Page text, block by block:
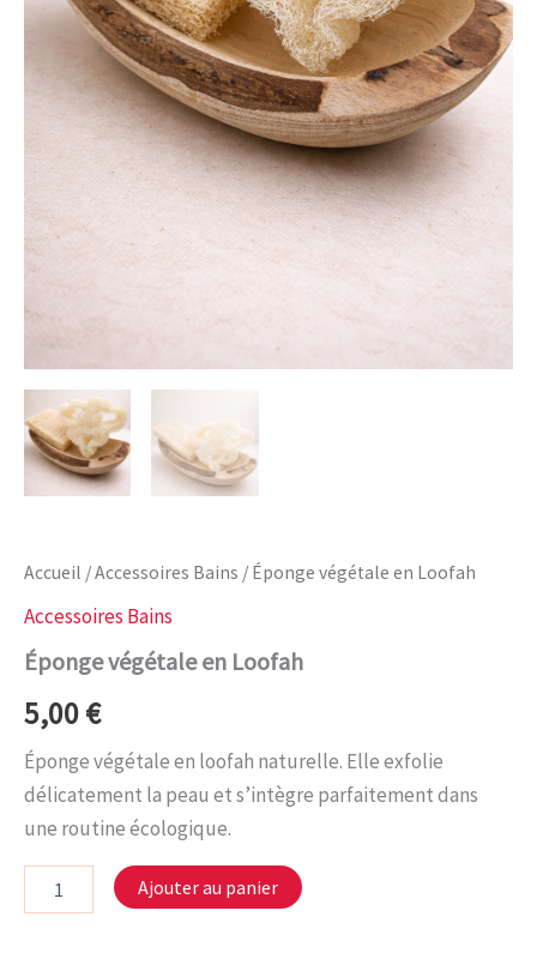
Accueil /Accessoires Bains / Éponge végétale en Loofah
Accessoires Bains
Éponge végétale en Loofah
5,00€
Éponge végétale en loofah naturelle. Elle exfolie
délicatement la peau et s’intègre parfaitement dans
une routine écologique.
Ajouter au panier